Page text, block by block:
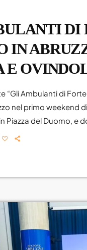
DI
IN
E
“Gli Ambulanti di
nel primo weekend
Piazza del Duomo, e
di Via Statale